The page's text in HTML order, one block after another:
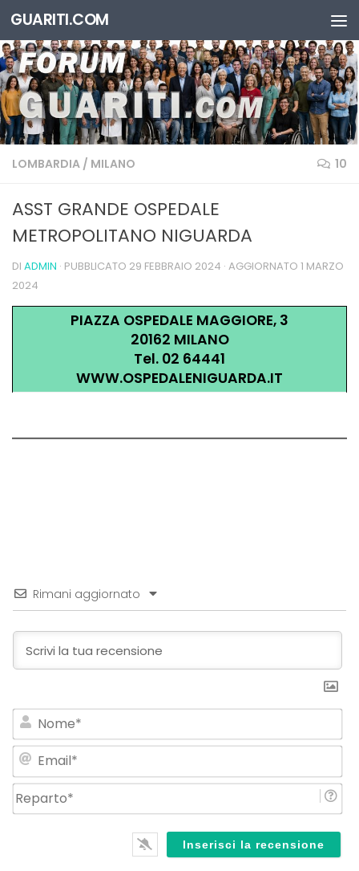
Salta al contenuto
GUARITI.COM
LOMBARDIA / MILANO 10
ASST GRANDE OSPEDALE
METROPOLITANO NIGUARDA
DI ADMIN · PUBBLICATO 29 FEBBRAIO 2024 · AGGIORNATO 1 MARZO
2024
PIAZZA OSPEDALE MAGGIORE, 3
20162 MILANO
Tel. 02 64441
WWW.OSPEDALENIGUARDA.IT
Rimani aggiornato